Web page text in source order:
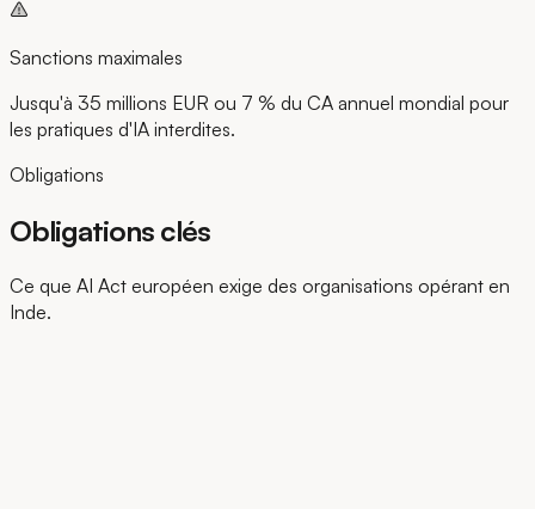
Sanctions maximales
Jusqu'à 35 millions EUR ou 7 % du CA annuel mondial pour
les pratiques d'IA interdites.
Obligations
Obligations clés
Ce que AI Act européen exige des organisations opérant en
Inde.